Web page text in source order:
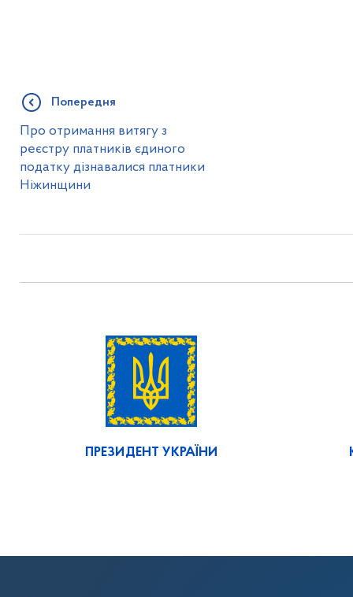
Попередня
Про отримання витягу з
реєстру платників єдиного
податку дізнавалися платники
Ніжинщини
ПРЕЗИДЕНТ УКРАЇНИ